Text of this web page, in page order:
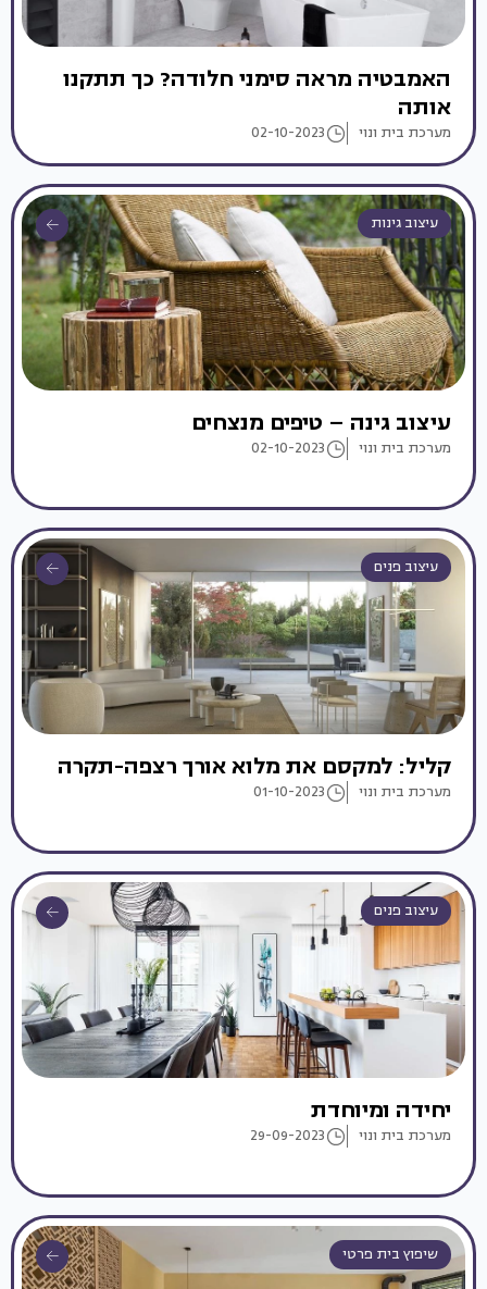
האמבטיה מראה סימני חלודה? כך תתקנו
אותה
מערכת בית ונוי 02-10-2023
עיצוב גינות
עיצוב גינה – טיפים מנצחים
מערכת בית ונוי 02-10-2023
עיצוב פנים
קליל: למקסם את מלוא אורך רצפה-תקרה
מערכת בית ונוי 01-10-2023
עיצוב פנים
יחידה ומיוחדת
מערכת בית ונוי 29-09-2023
שיפוץ בית פרטי